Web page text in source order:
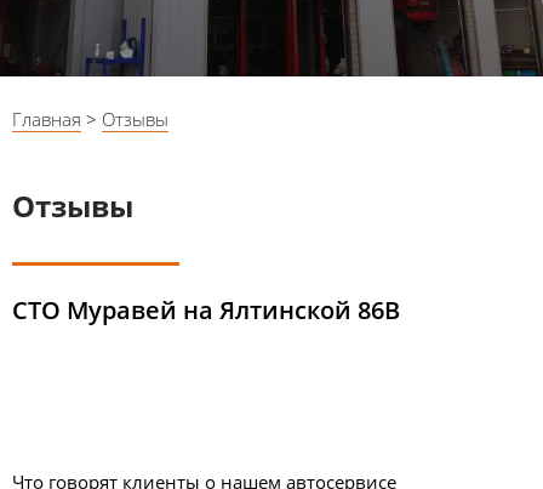
Главная > Отзывы
Отзывы
СТО Муравей на Ялтинской 86В
Что говорят клиенты о нашем автосервисе